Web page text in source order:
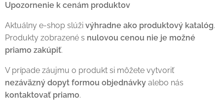
Upozornenie k cenám produktov
Aktuálny e-shop slúži výhradne ako produktový katalóg.
Produkty zobrazené s nulovou cenou nie je možné
priamo zakúpiť.
V prípade záujmu o produkt si môžete vytvoriť
nezáväzný dopyt formou objednávky alebo nás
kontaktovať priamo.